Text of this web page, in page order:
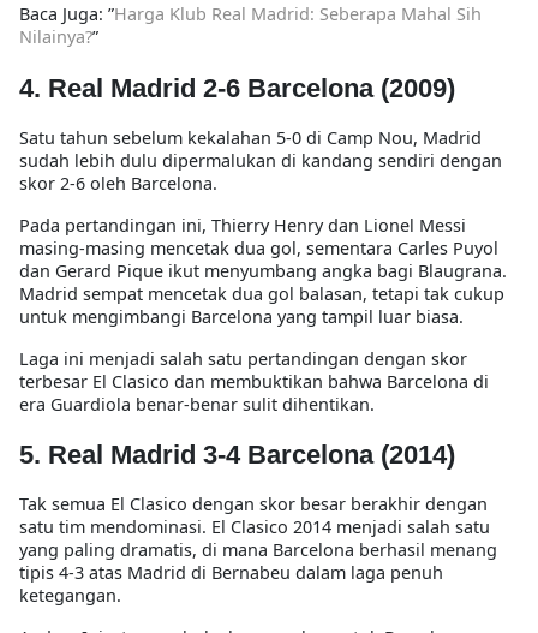
Baca Juga: ”Harga Klub Real Madrid: Seberapa Mahal Sih
Nilainya?”
4. Real Madrid 2-6 Barcelona (2009)
Satu tahun sebelum kekalahan 5-0 di Camp Nou, Madrid
sudah lebih dulu dipermalukan di kandang sendiri dengan
skor 2-6 oleh Barcelona.
Pada pertandingan ini, Thierry Henry dan Lionel Messi
masing-masing mencetak dua gol, sementara Carles Puyol
dan Gerard Pique ikut menyumbang angka bagi Blaugrana.
Madrid sempat mencetak dua gol balasan, tetapi tak cukup
untuk mengimbangi Barcelona yang tampil luar biasa.
Laga ini menjadi salah satu pertandingan dengan skor
terbesar El Clasico dan membuktikan bahwa Barcelona di
era Guardiola benar-benar sulit dihentikan.
5. Real Madrid 3-4 Barcelona (2014)
Tak semua El Clasico dengan skor besar berakhir dengan
satu tim mendominasi. El Clasico 2014 menjadi salah satu
yang paling dramatis, di mana Barcelona berhasil menang
tipis 4-3 atas Madrid di Bernabeu dalam laga penuh
ketegangan.